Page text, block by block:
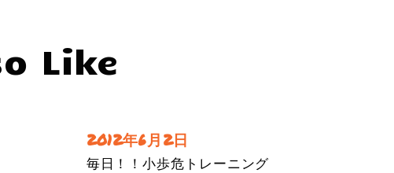
Like
2012年6月2日
毎日！！小歩危トレーニング